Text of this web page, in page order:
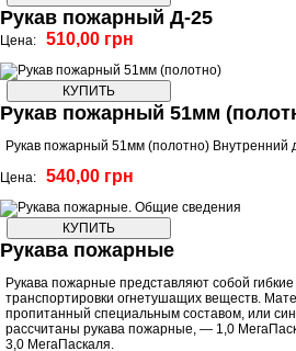
Рукав пожарный Д-25
Цена: 510,00 грн
Рукав пожарный 51мм
Рукав пожарный 51мм (полотно)
Цена: 540,00 грн
Рукава пожарные
Рукава пожарные представляют собой
транспортировки огнетушащих веществ.
пропитанный специальным составом, или
рассчитаны рукава пожарные, — 1,0
3,0 МегаПаскаля.